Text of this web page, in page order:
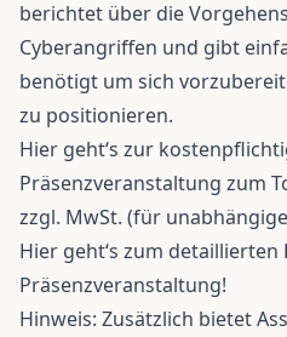
berichtet über die
Cyberangriffen und gibt
benötigt um sich
zu positionieren.
Hier geht‘s zur
Präsenzveranstaltung zum
zzgl. MwSt. (für
Hier geht‘s zum
Präsenzveranstaltung!
Hinweis: Zusätzlich bietet